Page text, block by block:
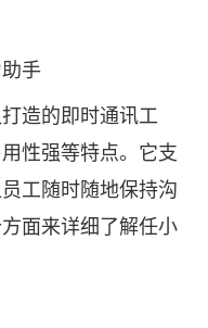
手
造的即时通讯工
性强等特点。它支
工随时随地保持沟
面来详细了解任小